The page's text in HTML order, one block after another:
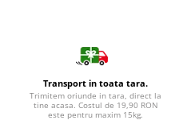
Sare Masina De Spalat
Folie Si Pungi Alimentare
Lavete Si Bureti
Curatenie Bucatarie
Aparat de ras
Aparat de Ras Gillette
Aparate de Ras Venus
Transport in toata tara.
Trimitem oriunde in tara, direct la
tine acasa. Costul de 19,90 RON
este pentru maxim 15kg.